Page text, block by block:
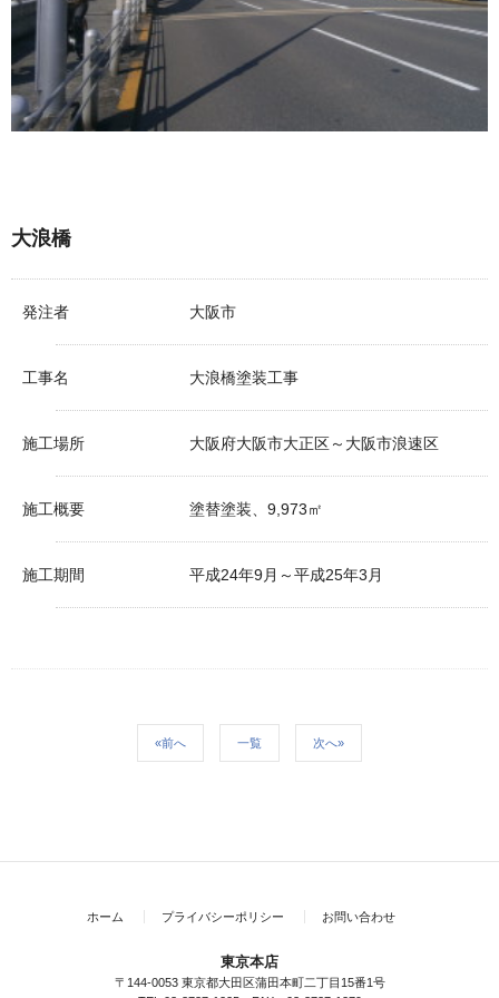
大浪橋
発注者 大阪市
工事名 大浪橋塗装工事
施工場所 大阪府大阪市大正区～大阪市浪速区
施工概要 塗替塗装、9,973㎡
施工期間 平成24年9月～平成25年3月
«前へ 一覧 次へ»
ホーム プライバシーポリシー お問い合わせ
東京本店
〒144-0053 東京都大田区蒲田本町二丁目15番1号